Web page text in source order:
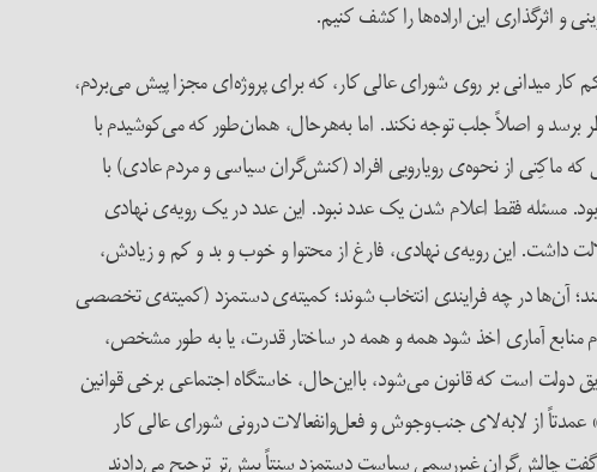
اثرگذاری این اراده‌ها را کشف کنیم.
میدانی بر روی شورای عالی کار، که برای پروژه‌ای مجزا پیش می‌بردم،
برسد و اصلاً جلب توجه نکند. اما به‌هر‌حال، همان‌طور که می‌کوشیدم با
که ماکِتی از نحوه‌ی رویارویی افراد (کنش‌گران سیاسی و مردم عادی) با
مسئله فقط اعلام شدن یک عدد نبود. این عدد در یک رویه‌ی نهادی
نهادی در ساختار شورای عالی کار دلالت داشت. این رویه‌ی نهادی، فارغ از محتوا و خوب و بد و کم و زیادش،
آن‌ها در چه فرایندی انتخاب شوند؛ کمیته‌ی دستمزد (کمیته‌ی تخصصی
آماری اخذ شود همه و همه در ساختار قدرت، یا به طور مشخص،
دولت است که قانون می‌شود، بااین‌حال، خاستگاه اجتماعی برخی قوانین
از لابه‌لای جنب‌وجوش و فعل‌وانفعالات درونی شورای عالی کار
مشخص‌اش، احتساب بند دوم ماده‌ی ۴۱ قانون کار باشد. شاید بشود گفت چالش‌گران غیررسمی سیاست دستمزد سنتاً بیش‌تر ترجیح می‌دادند